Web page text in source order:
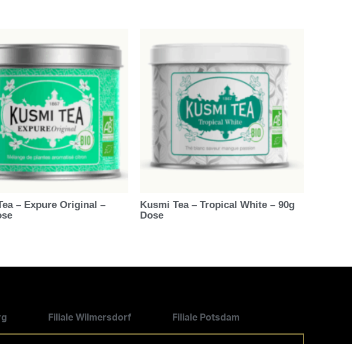
– Expure Original –
Kusmi Tea – Tropical White – 90g
Dose
Filiale Wilmersdorf Filiale Potsdam